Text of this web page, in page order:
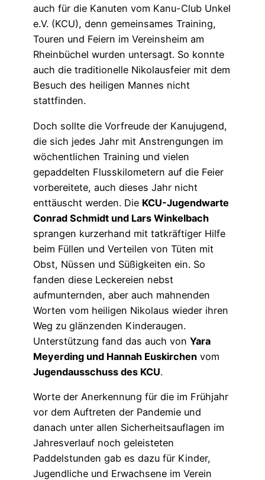
auch für die Kanuten vom Kanu-Club Unkel
e.V. (KCU), denn gemeinsames Training,
Touren und Feiern im Vereinsheim am
Rheinbüchel wurden untersagt. So konnte
auch die traditionelle Nikolausfeier mit dem
Besuch des heiligen Mannes nicht
stattfinden.
Doch sollte die Vorfreude der Kanujugend,
die sich jedes Jahr mit Anstrengungen im
wöchentlichen Training und vielen
gepaddelten Flusskilometern auf die Feier
vorbereitete, auch dieses Jahr nicht
enttäuscht werden. Die KCU-Jugendwarte
Conrad Schmidt und Lars Winkelbach
sprangen kurzerhand mit tatkräftiger Hilfe
beim Füllen und Verteilen von Tüten mit
Obst, Nüssen und Süßigkeiten ein. So
fanden diese Leckereien nebst
aufmunternden, aber auch mahnenden
Worten vom heiligen Nikolaus wieder ihren
Weg zu glänzenden Kinderaugen.
Unterstützung fand das auch von Yara
Meyerding und Hannah Euskirchen vom
Jugendausschuss des KCU.
Worte der Anerkennung für die im Frühjahr
vor dem Auftreten der Pandemie und
danach unter allen Sicherheitsauflagen im
Jahresverlauf noch geleisteten
Paddelstunden gab es dazu für Kinder,
Jugendliche und Erwachsene im Verein